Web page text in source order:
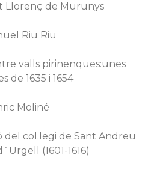
Llorenç de Murunys
Riu Riu
valls pirinenques:unes
de 1635 i 1654
Moliné
del col.legi de Sant Andreu
(1601-1616)